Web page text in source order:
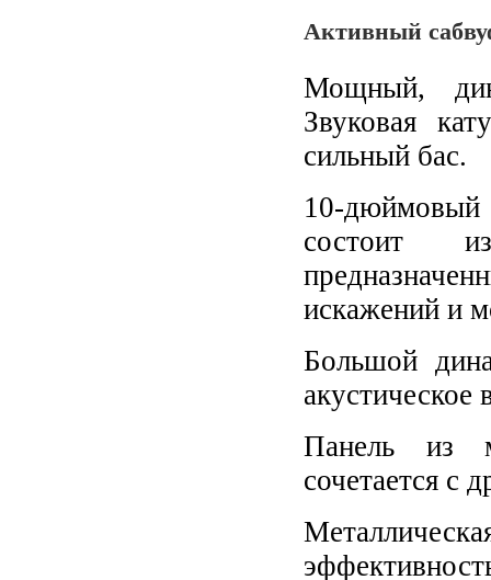
Активный
Мощный,
Звуковая
сильный бас.
10-дюймовый
состоит
искажений и
Большой
акустическое
Панель из
сочетается с